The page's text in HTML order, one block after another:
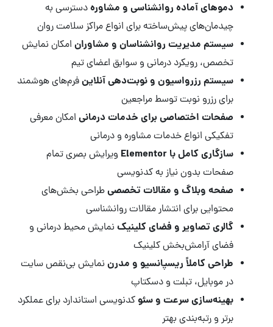
دموهای آماده روانشناسی و مشاورهدسترسی به
چیدمان‌های پیش‌ساخته برای انواع مراکز سلامت روان
سیستم مدیریت روانشناسان و مشاوران امکان نمایش
تخصص، رویکرد درمانی و سوابق اعضای تیم
سیستم رزرواسیون و نوبت‌دهی آنلاینفرم‌های هوشمند
برای رزرو نوبت توسط مراجعین
صفحات اختصاصی برای خدمات درمانی امکان معرفی
تفکیکی انواع خدمات مشاوره و درمانی
سازگاری کامل با Elementor
ویرایش بصری تمام
صفحات بدون نیاز به کدنویسی
صفحه وبلاگ و مقالات تخصصیطراحی بخش‌های
محتوایی برای انتشار مقالات روانشناسی
گالری تصاویر و فضای کلینیک نمایش محیط درمانی و
فضای آرامش‌بخش کلینیک
طراحی کاملاً ریسپانسیو و مدرن نمایش بی‌نقص سایت
در موبایل، تبلت و دسکتاپ
بهینه‌سازی سرعت و سئو کدنویسی استاندارد برای عملکرد
برتر و رتبه‌بندی بهتر